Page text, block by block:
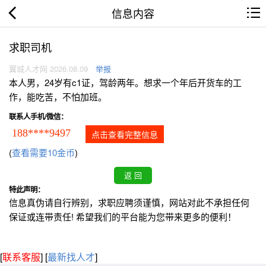
信息内容
求职司机
翼城人才网 2026.08.09 举报
本人男，24岁有c1证，驾龄两年。想求一个年后开货车的工
作，能吃苦，不怕加班。
联系人手机/微信：
188****9497 点击查看完整信息
(查看需要10金币)
特此声明：
信息真伪请自行辨别，求职应聘须谨慎，网站对此不承担任何
保证或连带责任! 希望我们的平台能为您带来更多的便利！
[联系客服] [最新找人才]